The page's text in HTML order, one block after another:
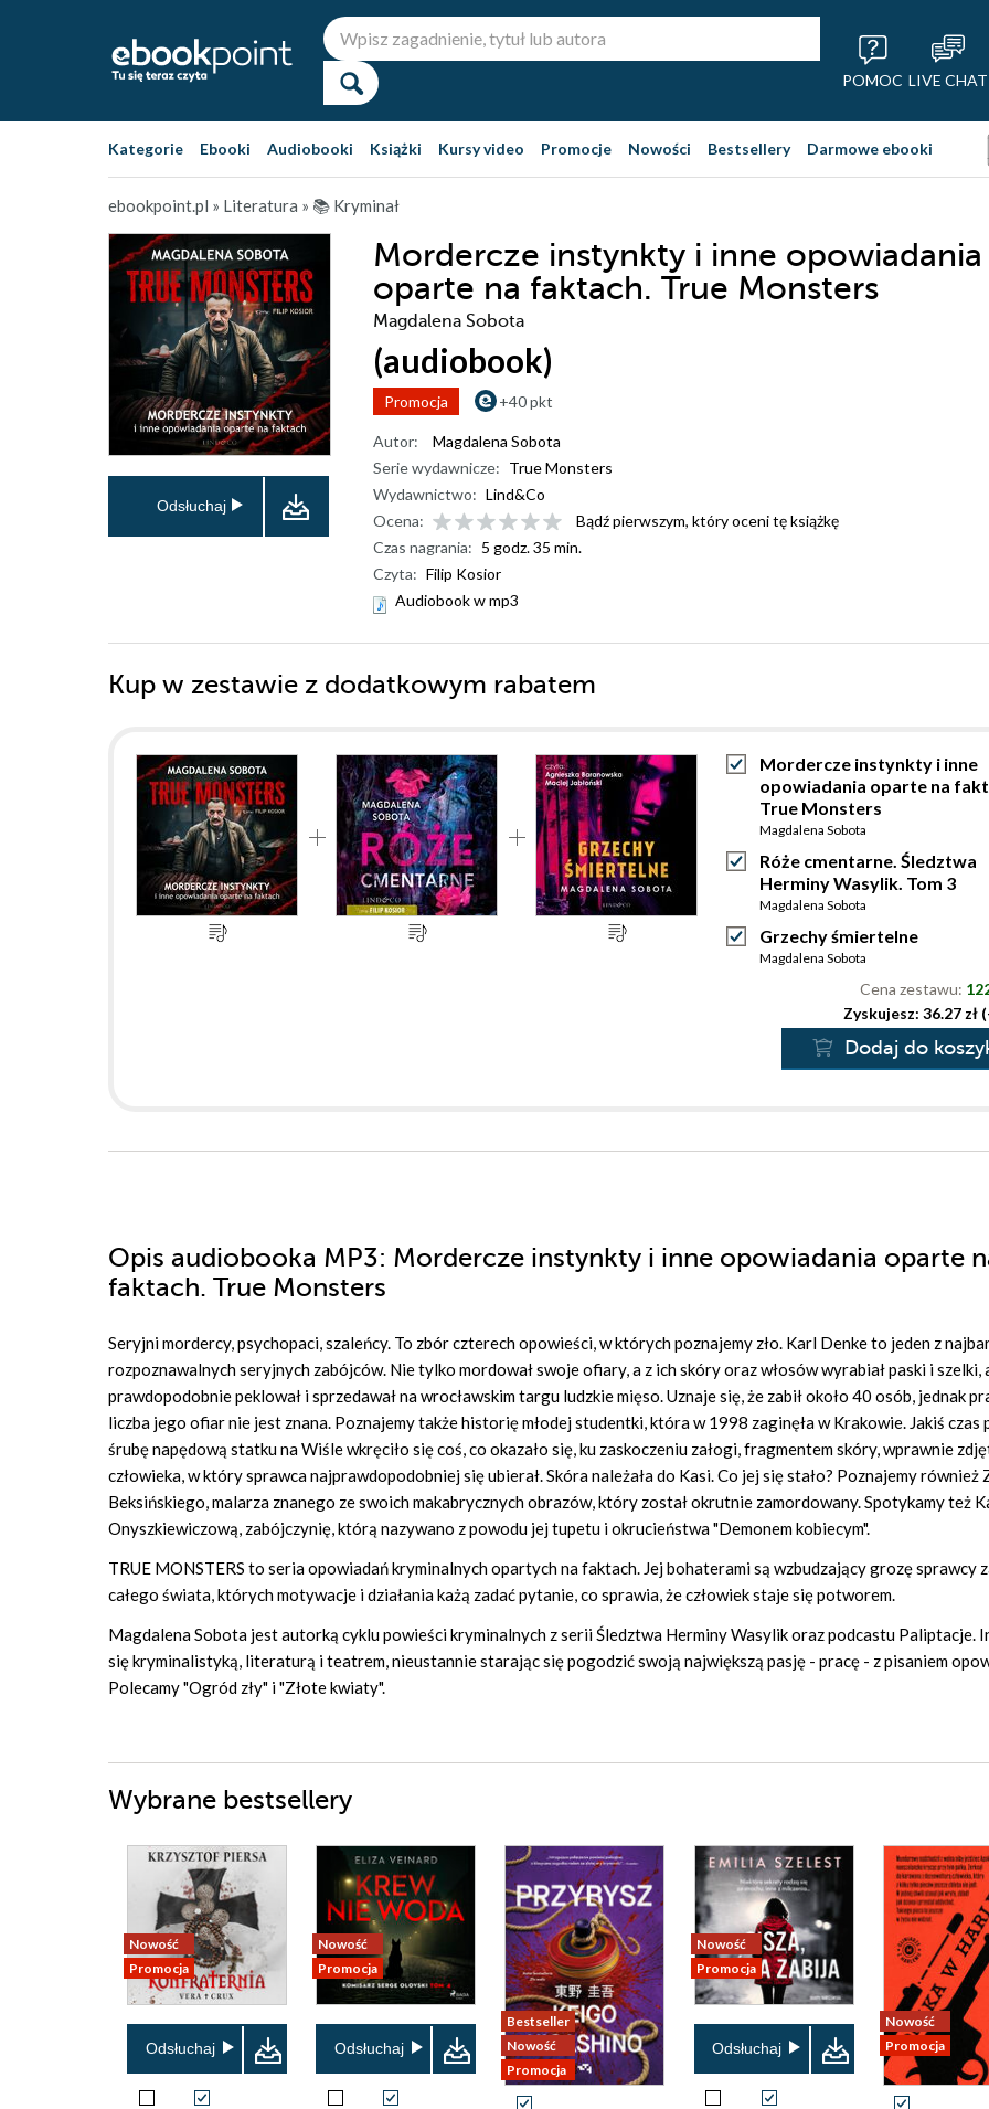
POMOC LIVE CHAT
Kategorie Ebooki Audiobooki Książki Kursy video Promocje Nowości Bestsellery Darmowe ebooki
ebookpoint.pl » Literatura » 📚 Kryminał
Mordercze instynkty i inne opowiadania
oparte na faktach. True Monsters
Magdalena Sobota
(audiobook)
Promocja +40 pkt
Odsłuchaj
Autor:
Magdalena Sobota
Serie wydawnicze: True Monsters
Wydawnictwo: Lind&Co
Ocena:
Bądź pierwszym, który oceni tę książkę
Czas nagrania: 5 godz. 35 min.
Czyta: Filip Kosior
Audiobook w mp3
Kup w zestawie z dodatkowym rabatem
Mordercze instynkty i inne
opowiadania oparte na
True Monsters
Magdalena Sobota
Róże cmentarne. Śledztwa
Herminy Wasylik. Tom 3
Magdalena Sobota
Grzechy śmiertelne
Magdalena Sobota
Cena zestawu:
Zyskujesz: 36.27 zł
Dodaj do
Opis audiobooka MP3: Mordercze instynkty i inne opowiadania oparte
faktach. True Monsters
Seryjni mordercy, psychopaci, szaleńcy. To zbór czterech opowieści, w których poznajemy zło. Karl Denke to jeden z
rozpoznawalnych seryjnych zabójców. Nie tylko mordował swoje ofiary, a z ich skóry oraz włosów wyrabiał paski i szelki,
prawdopodobnie peklował i sprzedawał na wrocławskim targu ludzkie mięso. Uznaje się, że zabił około 40 osób, jednak
liczba jego ofiar nie jest znana. Poznajemy także historię młodej studentki, która w 1998 zaginęła w Krakowie. Jakiś czas
śrubę napędową statku na Wiśle wkręciło się coś, co okazało się, ku zaskoczeniu załogi, fragmentem skóry, wprawnie
człowieka, w który sprawca najprawdopodobniej się ubierał. Skóra należała do Kasi. Co jej się stało? Poznajemy również
Beksińskiego, malarza znanego ze swoich makabrycznych obrazów, który został okrutnie zamordowany. Spotykamy też
Onyszkiewiczową, zabójczynię, którą nazywano z powodu jej tupetu i okrucieństwa "Demonem kobiecym".
TRUE MONSTERS to seria opowiadań kryminalnych opartych na faktach. Jej bohaterami są wzbudzający grozę sprawcy
całego świata, których motywacje i działania każą zadać pytanie, co sprawia, że człowiek staje się potworem.
Magdalena Sobota jest autorką cyklu powieści kryminalnych z serii Śledztwa Herminy Wasylik oraz podcastu Paliptacje.
się kryminalistyką, literaturą i teatrem, nieustannie starając się pogodzić swoją największą pasję - pracę - z pisaniem
Polecamy "Ogród zły" i "Złote kwiaty".
Wybrane bestsellery
Nowość
Promocja
Odsłuchaj
Nowość
Promocja
Odsłuchaj
Bestseller
Nowość
Promocja
Nowość
Promocja
Odsłuchaj
Nowość
Promocja